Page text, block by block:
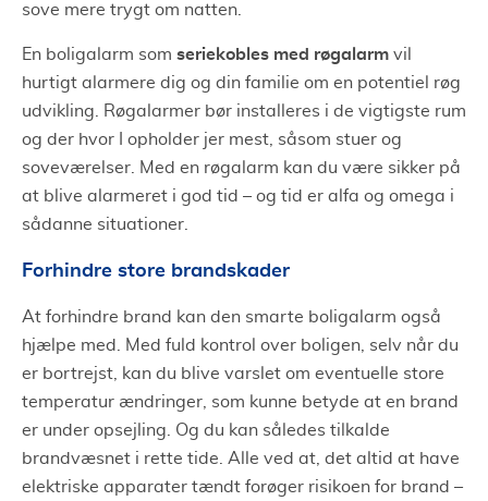
sove mere trygt om natten.
En boligalarm som seriekobles med røgalarm vil
hurtigt alarmere dig og din familie om en potentiel røg
udvikling. Røgalarmer bør installeres i de vigtigste rum
og der hvor I opholder jer mest, såsom stuer og
soveværelser. Med en røgalarm kan du være sikker på
at blive alarmeret i god tid – og tid er alfa og omega i
sådanne situationer.
Forhindre store brandskader
At forhindre brand kan den smarte boligalarm også
hjælpe med. Med fuld kontrol over boligen, selv når du
er bortrejst, kan du blive varslet om eventuelle store
temperatur ændringer, som kunne betyde at en brand
er under opsejling. Og du kan således tilkalde
brandvæsnet i rette tide. Alle ved at, det altid at have
elektriske apparater tændt forøger risikoen for brand –